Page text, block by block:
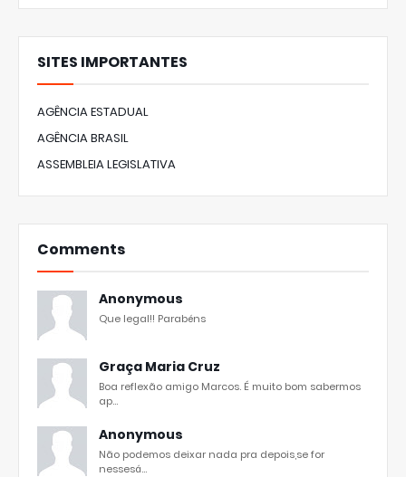
SITES IMPORTANTES
AGÊNCIA ESTADUAL
AGÊNCIA BRASIL
ASSEMBLEIA LEGISLATIVA
Comments
Anonymous
Que legal!! Parabéns
Graça Maria Cruz
Boa reflexão amigo Marcos. É muito bom sabermos
ap...
Anonymous
Não podemos deixar nada pra depois,se for
nessesá...